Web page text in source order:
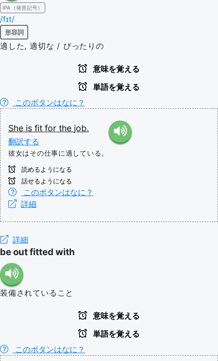
IPA（発音記号）
/fɪt/
形容詞
適した, 適切な / ぴったりの
意味を覚える
単語を覚える
このボタンはなに？
She is fit for the job.
翻訳する
彼女はその仕事に適している。
読めるようになる
話せるようになる
このボタンはなに？
詳細
詳細
be out fitted with
装備されていること
意味を覚える
単語を覚える
このボタンはなに？